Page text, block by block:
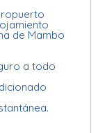
de Mambo
a todo